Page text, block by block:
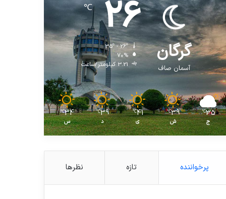
گرگان
آسمان صاف
26
℃
35º - 26º
70%
3.21 کیلومتر/ساعت
35
℃
ج
39
℃
ش
41
℃
ی
39
℃
د
34
℃
س
پرخواننده تازه نظرها